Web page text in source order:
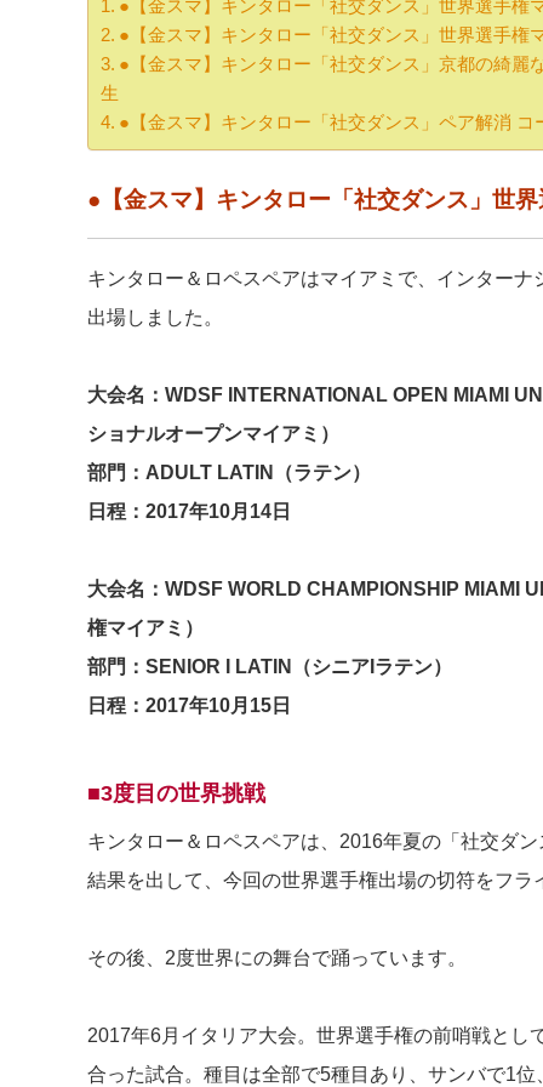
●【金スマ】キンタロー「社交ダンス」世界選手権
●【金スマ】キンタロー「社交ダンス」世界選手権
●【金スマ】キンタロー「社交ダンス」京都の綺麗
生
●【金スマ】キンタロー「社交ダンス」ペア解消 コ
●【金スマ】キンタロー「社交ダンス」世
キンタロー＆ロペスペアはマイアミで、インター
出場しました。
大会名：WDSF INTERNATIONAL OPEN MIAMI
ショナルオープンマイアミ）
部門：ADULT LATIN（ラテン）
日程：2017年10月14日
大会名：WDSF WORLD CHAMPIONSHIP MIAMI
権マイアミ）
部門：SENIOR I LATIN（シニアIラテン）
日程：2017年10月15日
■3度目の世界挑戦
キンタロー＆ロペスペアは、2016年夏の「社交ダ
結果を出して、今回の世界選手権出場の切符をフラ
その後、2度世界にの舞台で踊っています。
2017年6月イタリア大会。世界選手権の前哨戦とし
合った試合。種目は全部で5種目あり、サンバで1